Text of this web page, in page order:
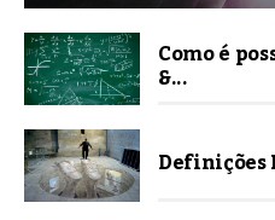
Como é
&...
Definições